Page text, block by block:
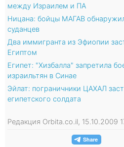
между Израилем и ПА
Ницана: бойцы МАГАВ
суданцев
Два иммигранта из Эфиопии
Египтом
Египет: "Хизбалла" запретила
израильтян в Синае
Эйлат: пограничники ЦАХАЛ
египетского солдата
Редакция Orbita.co.il, 15.10.2009